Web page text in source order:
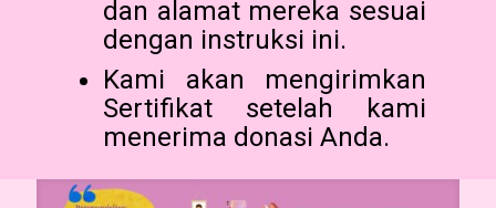
dan alamat mereka sesuai
dengan instruksi ini.
Kami akan mengirimkan
Sertifikat setelah kami
menerima donasi Anda.